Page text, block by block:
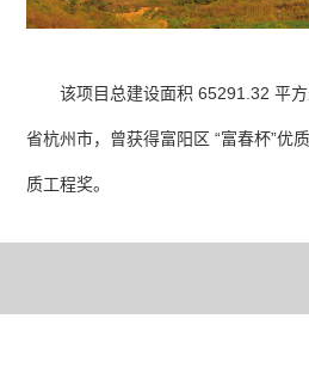
该项目总建设面积 65291.32 平
省杭州市，曾获得富阳区 “富春杯”优
质工程奖。